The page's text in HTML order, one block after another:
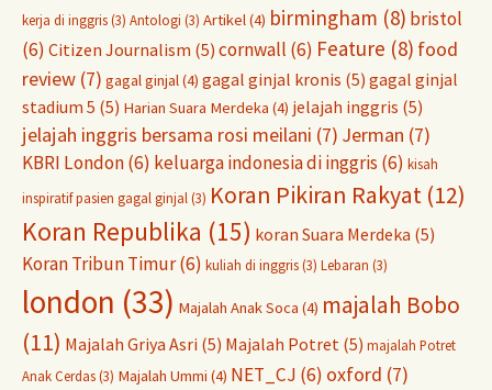
kerja di inggris(3) Antologi (3) Artikel(4) birmingham (8) bristol
(6) Citizen Journalism (5) cornwall (6) Feature (8) food
review (7) gagal ginjal(4) gagal ginjal kronis (5) gagal ginjal
stadium 5 (5) Harian Suara Merdeka (4) jelajah inggris (5)
jelajah inggris bersama rosi meilani (7) Jerman (7)
KBRI London(6) keluarga indonesia di inggris(6) kisah
inspiratif pasien gagal ginjal(3) Koran Pikiran Rakyat (12)
Koran Republika (15) koran Suara Merdeka (5)
Koran Tribun Timur(6) kuliah di inggris(3) Lebaran (3)
london (33) Majalah Anak Soca (4) majalah Bobo
(11) Majalah Griya Asri (5) Majalah Potret (5) majalah Potret
Anak Cerdas(3) Majalah Ummi (4) NET_CJ (6) oxford (7)